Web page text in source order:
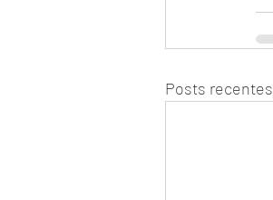
Posts recentes